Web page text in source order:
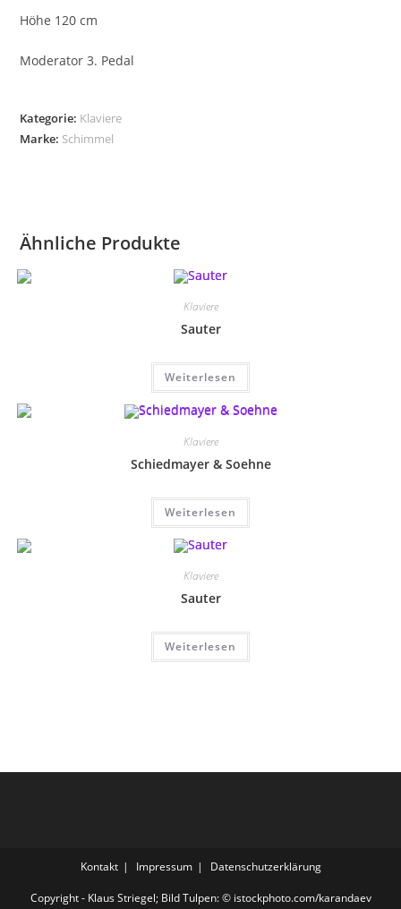
Höhe 120 cm
Moderator 3. Pedal
Kategorie: Klaviere
Marke: Schimmel
Ähnliche Produkte
Klaviere
Sauter
Weiterlesen
Klaviere
Schiedmayer & Soehne
Weiterlesen
Klaviere
Sauter
Weiterlesen
Kontakt Impressum Datenschutzerklärung
Copyright - Klaus Striegel; Bild Tulpen: © istockphoto.com/karandaev